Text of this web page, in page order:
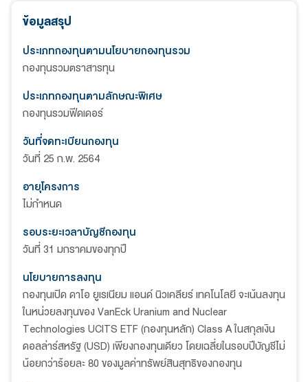
ข้อมูลสรุป
ประเภทกองทุนตามนโยบายกองทุนรวม
กองทุนรวมตราสารทุน
ประเภทกองทุนตามลักษณะพิเศษ
กองทุนรวมฟีดเดอร์
วันที่จดทะเบียนกองทุน
วันที่ 25 ก.พ. 2564
อายุโครงการ
ไม่กำหนด
รอบระยะเวลาบัญชีกองทุน
วันที่ 31 มกราคมของทุกปี
นโยบายการลงทุน
กองทุนเปิด ดาโอ ยูเรเนียม แอนด์ นิวเคลียร์ เทคโนโลยี จะเน้นลงทุน
ในหน่วยลงทุนของ VanEck Uranium and Nuclear
Technologies UCITS ETF (กองทุนหลัก) Class A ในสกุลเงิน
ดอลล่าร์สหรัฐ (USD) เพียงกองทุนเดียว โดยเฉลี่ยในรอบปีบัญชีไม่
น้อยกว่าร้อยละ 80 ของมูลค่าทรัพย์สินสุทธิของกองทุน